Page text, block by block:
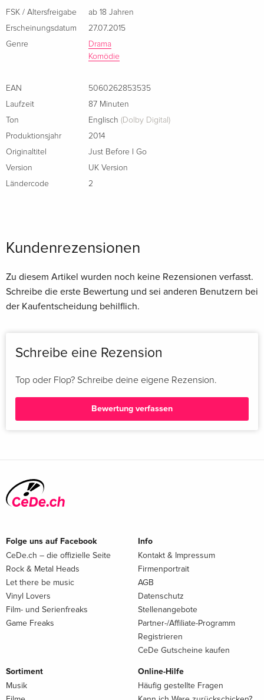
FSK / Altersfreigabe
ab 18 Jahren
Erscheinungsdatum
27.07.2015
Genre
Drama
Komödie
EAN
5060262853535
Laufzeit
87 Minuten
Ton
Englisch (Dolby Digital)
Produktionsjahr
2014
Originaltitel
Just Before I Go
Version
UK Version
Ländercode
2
Kundenrezensionen
Zu diesem Artikel wurden noch keine Rezensionen verfasst.
Schreibe die erste Bewertung und sei anderen Benutzern bei
der Kaufentscheidung behilflich.
Schreibe eine Rezension
Top oder Flop? Schreibe deine eigene Rezension.
Bewertung verfassen
Folge uns auf Facebook
CeDe.ch – die offizielle Seite
Rock & Metal Heads
Let there be music
Vinyl Lovers
Film- und Serienfreaks
Game Freaks
Info
Kontakt & Impressum
Firmenportrait
AGB
Datenschutz
Stellenangebote
Partner-/Affiliate-Programm
Registrieren
CeDe Gutscheine kaufen
Sortiment
Musik
Online-Hilfe
Häufig gestellte Fragen